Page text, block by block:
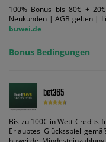
100% Bonus bis 80€ +
Neukunden | AGB gelten |
buwei.de
Bonus Bedingungen
bet365
Bis zu 100€ in Wett-Credits
Erlaubtes Glücksspiel